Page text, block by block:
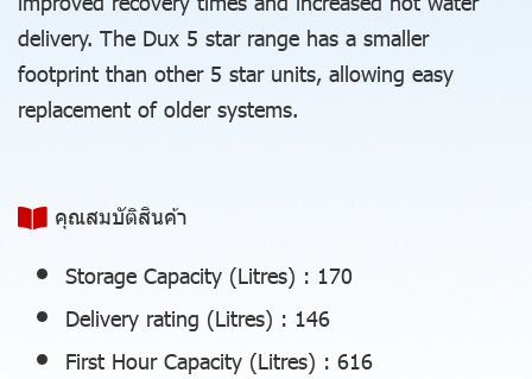
delivery. The Dux 5 star range has a smaller
footprint than other 5 star units, allowing easy
replacement of older systems.
คุณสมบัติสินค้า
Storage Capacity (Litres) : 170
Delivery rating (Litres) : 146
First Hour Capacity (Litres) : 616